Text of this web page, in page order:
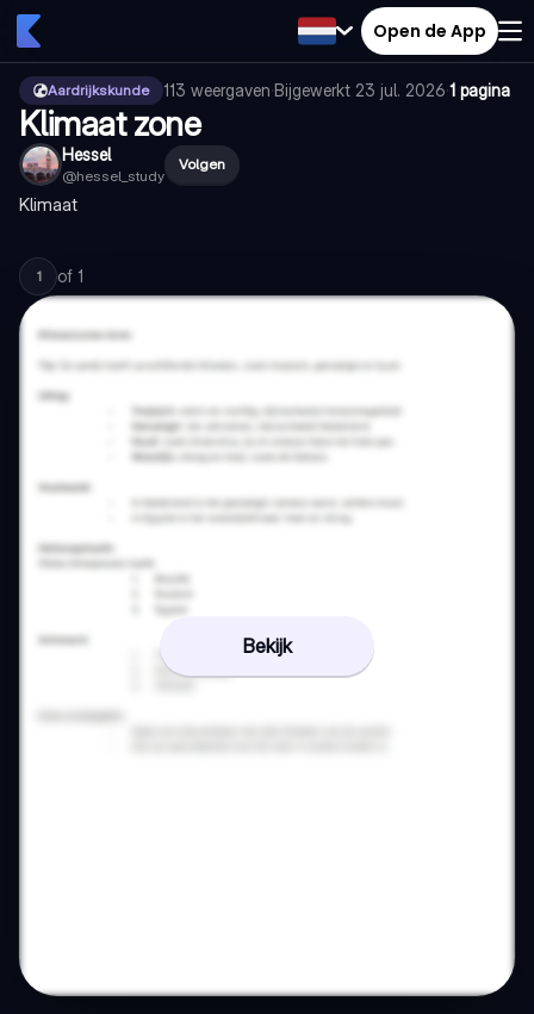
Open de App
Aardrijkskunde 113 weergaven·Bijgewerkt 23 jul. 2026·1 pagina
Klimaat zone
Hessel
@hessel_study
Volgen
Klimaat
1 of 1
Bekijk